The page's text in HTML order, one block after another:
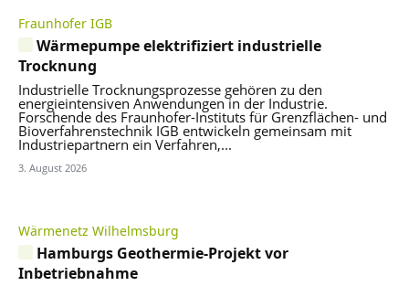
Fraunhofer IGB
Wärmepumpe elektrifiziert industrielle
Trocknung
Industrielle Trocknungsprozesse gehören zu den
energieintensiven Anwendungen in der Industrie.
Forschende des Fraunhofer-Instituts für Grenzflächen- und
Bioverfahrenstechnik IGB entwickeln gemeinsam mit
Industriepartnern ein Verfahren,...
3. August 2026
Wärmenetz Wilhelmsburg
Hamburgs Geothermie-Projekt vor
Inbetriebnahme